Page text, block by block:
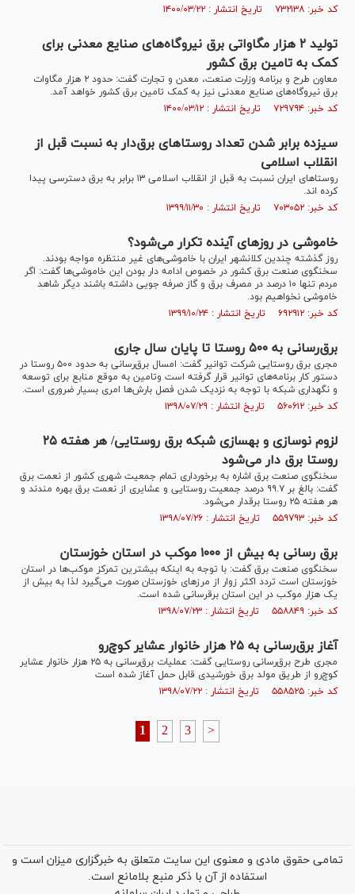
کد خبر: ۷۳۲۱۳۸ تاریخ انتشار : ۱۴۰۰/۰۳/۲۲
تولید ۲ هزار مگاواتی برق نیروگاه‌های صنایع معدنی برای
کمک به تامین برق کشور
معاون طرح و برنامه وزارت صنعت، معدن و تجارت گفت: حدود ۲ هزار مگاوات
برق نیروگاه‌های صنایع معدنی نیز به کمک تامین برق کشور خواهد آمد.
کد خبر: ۷۲۹۷۹۴ تاریخ انتشار : ۱۴۰۰/۰۳/۱۲
سیزده برابر شدن تعداد روستا‌های برق‌دار به نسبت قبل از
انقلاب اسلامی
روستا‌های ایران نسبت به قبل از انقلاب اسلامی ۱۳ برابر به برق دسترسی پیدا
کرده اند.
کد خبر: ۷۰۳۰۵۲ تاریخ انتشار : ۱۳۹۹/۱۱/۳۰
خاموشی در روز‌های آینده تکرار می‌شود؟
روز گذشته چندین کلانشهر ایران با خاموشی‌های غیر منتظره مواجه بودند.
سخنگوی صنعت برق کشور در خصوص ادامه دار بودن این خاموشی‌ها گفت: اگر
مردم تنها ۱۰ درصد در مصرف برق و گاز صرفه جویی داشته باشند دیگر شاهد
خاموشی نخواهیم بود.
کد خبر: ۶۹۲۹۱۲ تاریخ انتشار : ۱۳۹۹/۱۰/۲۴
برق‌رسانی به ۵۰۰ روستا تا پایان سال جاری
مجری برق روستایی شرکت توانیر گفت: امسال برق‌رسانی به حدود ۵۰۰ روستا در
دستور کار برنامه‌های توانیر قرار گرفته است وتامین به موقع منابع برای توسعه
و نگهداری شبکه با توجه به نزدیک شدن فصل بارش‌ها امری بسیار ضروری است.
کد خبر: ۵۶۰۶۱۲ تاریخ انتشار : ۱۳۹۸/۰۷/۲۹
لزوم نوسازی و بهسازی شبکه برق روستایی/ هر هفته ۲۵
روستا برق دار می‌شود
سخنگوی صنعت برق اشاره به برخورداری تمام جمعیت شهری کشور از نعمت برق
گفت: بالغ بر ۹۹.۷ درصد جمعیت روستایی و عشایری از نعمت برق بهره مندند و
هر هفته ۲۵ روستا برقدار می‌شود.
کد خبر: ۵۵۹۷۹۳ تاریخ انتشار : ۱۳۹۸/۰۷/۲۶
برق رسانی به بیش از ۱۰۰۰ موکب در استان خوزستان
سخنگوی صنعت برق گفت: با توجه به اینکه بیشترین تمرکز موکب‌ها در استان
خوزستان است تردد اکثر زوار از مرز‌های خوزستان صورت می‌گیرد لذا به بیش از
یک هزار موکب در این استان برقرسانی شده است.
کد خبر: ۵۵۸۸۴۹ تاریخ انتشار : ۱۳۹۸/۰۷/۲۳
آغاز برق‌رسانی به ۲۵ هزار خانوار عشایر کوچ‌رو
مجری طرح برق‌رسانی روستایی گفت: عملیات برق‌رسانی به ۲۵ هزار خانوار عشایر
کوچ‌رو از طریق مولد برق خورشیدی قابل حمل آغاز شده است
کد خبر: ۵۵۸۵۲۵ تاریخ انتشار : ۱۳۹۸/۰۷/۲۲
1 2 3 >
تمامی حقوق مادی و معنوی این سایت متعلق به خبرگزاری میزان است و
استفاده از آن با ذکر منبع بلامانع است.